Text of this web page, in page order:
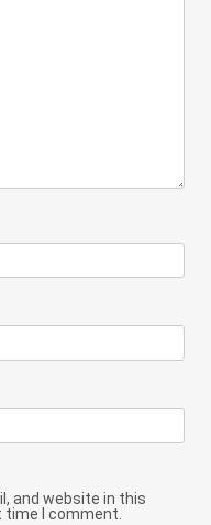
and website in this
time I comment.